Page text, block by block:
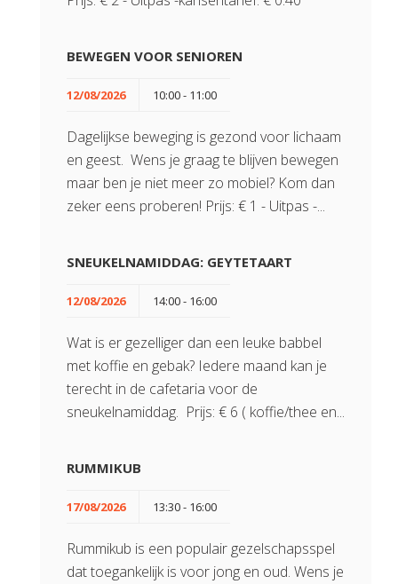
BEWEGEN VOOR SENIOREN
12/08/2026 10:00 - 11:00
Dagelijkse beweging is gezond voor lichaam
en geest. Wens je graag te blijven bewegen
maar ben je niet meer zo mobiel? Kom dan
zeker eens proberen! Prijs: € 1 - Uitpas -...
SNEUKELNAMIDDAG: GEYTETAART
12/08/2026 14:00 - 16:00
Wat is er gezelliger dan een leuke babbel
met koffie en gebak? Iedere maand kan je
terecht in de cafetaria voor de
sneukelnamiddag. Prijs: € 6 ( koffie/thee en...
RUMMIKUB
17/08/2026 13:30 - 16:00
Rummikub is een populair gezelschapsspel
dat toegankelijk is voor jong en oud. Wens je